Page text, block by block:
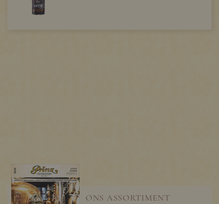
ONS ASSORTIMENT